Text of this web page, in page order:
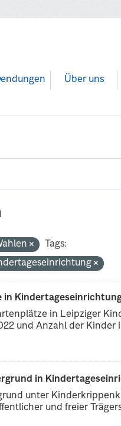
Über uns
Tags:
in
in Leipziger
und Anzahl der Kinder
in
unter
und freier